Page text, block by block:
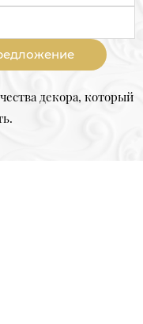
декора, который